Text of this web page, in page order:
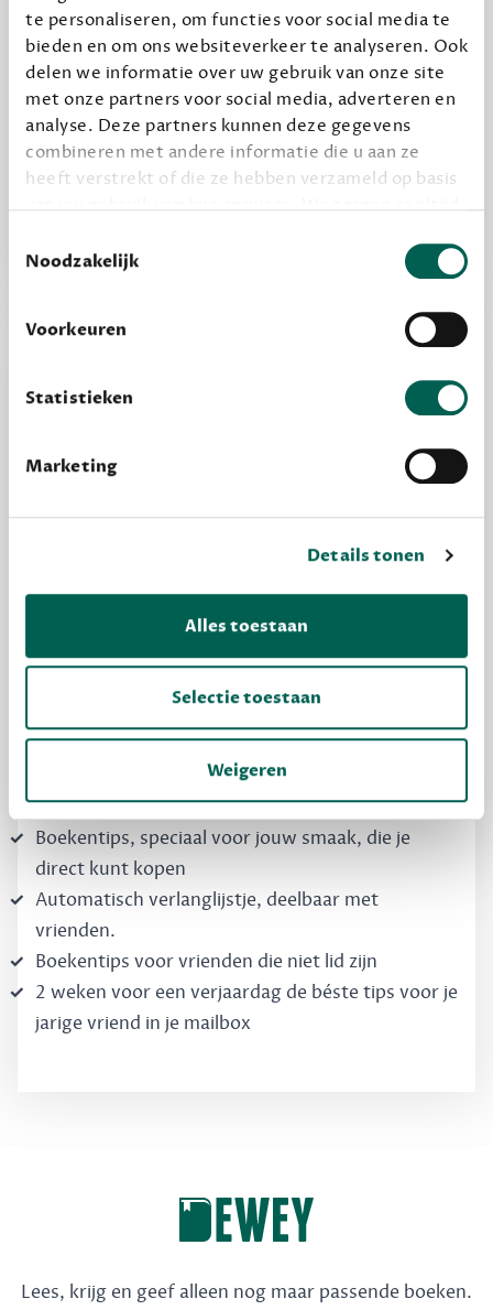
te personaliseren, om functies voor social media te
bieden en om ons websiteverkeer te analyseren. Ook
delen we informatie over uw gebruik van onze site
met onze partners voor social media, adverteren en
analyse. Deze partners kunnen deze gegevens
combineren met andere informatie die u aan ze
heeft verstrekt of die ze hebben verzameld op basis
grondslag gebeurt, en er niet onnodig data van je
wordt verwerkt. Gevoelige persoonsgegevens delen
Noodzakelijk
Voorkeuren
Statistieken
Marketing
Details tonen
Alles toestaan
Selectie toestaan
Weigeren
Geef cadeau
Alles van Dewey Free
Word een bovengemiddelde lezer met 6 boeken
per jaar
Dewey Free
Krijg boekentips, persoonlijk voor jou en je
vrienden. Krijg én geef betere cadeaus.
Schrijf nu gratis in
Boekentips, speciaal voor jouw smaak, die je
direct kunt kopen
Automatisch verlanglijstje, deelbaar met
vrienden.
Boekentips voor vrienden die niet lid zijn
2 weken voor een verjaardag de béste tips voor je
jarige vriend in je mailbox
Lees, krijg en geef alleen nog maar passende boeken.